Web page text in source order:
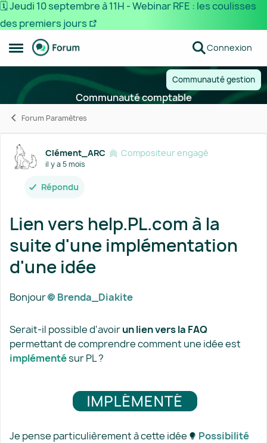
🗓️ Jeudi 10 septembre à 11H - Webinar RFE : les coulisses
des premiers jours
Ouvrir Menu Latéral
Passer au contenu Connexion
Communauté gestion
Communauté comptable
Forum Paramètres
Forum Discussion
Clément_ARC Compositeur engagé
il y a 5 mois
Répondu
Lien vers help.PL.com à la
suite d'une implémentation
d'une idée
Bonjour Brenda_Diakite​
Serait-il possible d'avoirun lien vers la FAQ
permettant de comprendre comment une idée est
implémentésur PL ?
Je pense particulièrement à cette idée
Possibilité